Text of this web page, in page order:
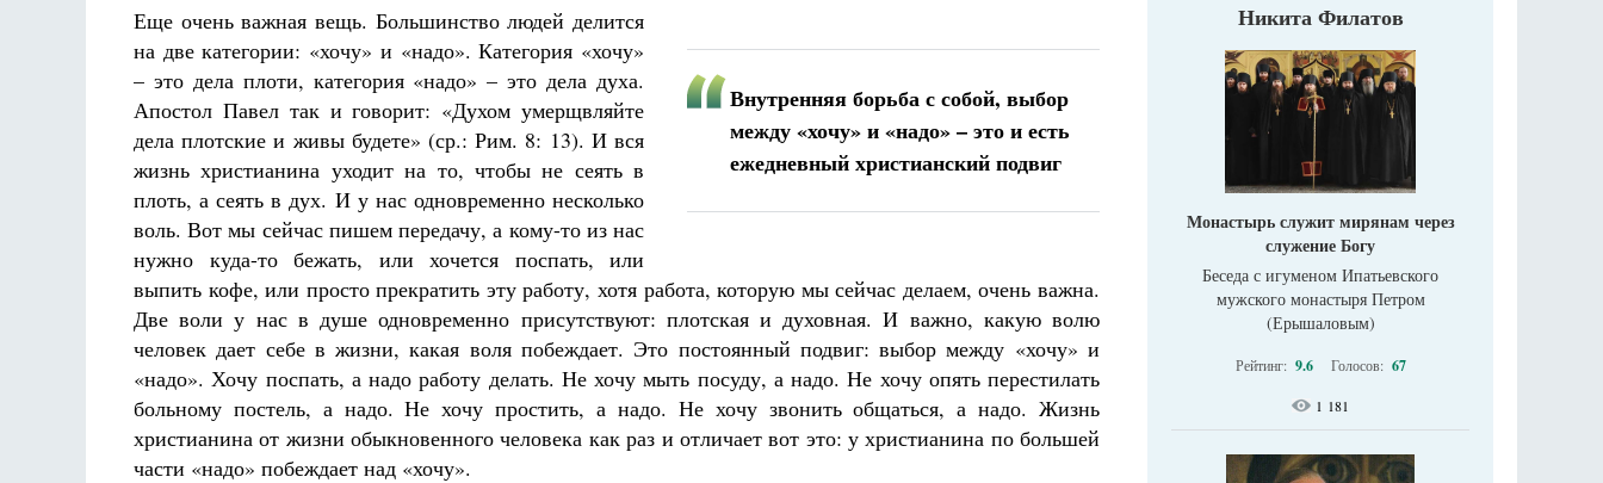
Внутренняя борьба с собой, выбор
между «хочу» и «надо» – это и есть
ежедневный христианский подвиг
Еще очень важная вещь. Большинство людей делится
на две категории: «хочу» и «надо». Категория «хочу»
– это дела плоти, категория «надо» – это дела духа.
Апостол Павел так и говорит: «Духом умерщвляйте
дела плотские и живы будете» (ср.: Рим. 8: 13). И вся
жизнь христианина уходит на то, чтобы не сеять в
плоть, а сеять в дух. И у нас одновременно несколько
воль. Вот мы сейчас пишем передачу, а кому-то из нас
нужно куда-то бежать, или хочется поспать, или
выпить кофе, или просто прекратить эту работу, хотя работа, которую мы сейчас делаем, очень важна.
Две воли у нас в душе одновременно присутствуют: плотская и духовная. И важно, какую волю
человек дает себе в жизни, какая воля побеждает. Это постоянный подвиг: выбор между «хочу» и
«надо». Хочу поспать, а надо работу делать. Не хочу мыть посуду, а надо. Не хочу опять перестилать
больному постель, а надо. Не хочу простить, а надо. Не хочу звонить общаться, а надо. Жизнь
христианина от жизни обыкновенного человека как раз и отличает вот это: у христианина по большей
части «надо» побеждает над «хочу».
Никита Филатов
Монастырь служит мирянам через
служение Богу
Беседа с игуменом Ипатьевского
мужского монастыря Петром
(Ерышаловым)
Рейтинг: 9.6 Голосов: 67
1 181